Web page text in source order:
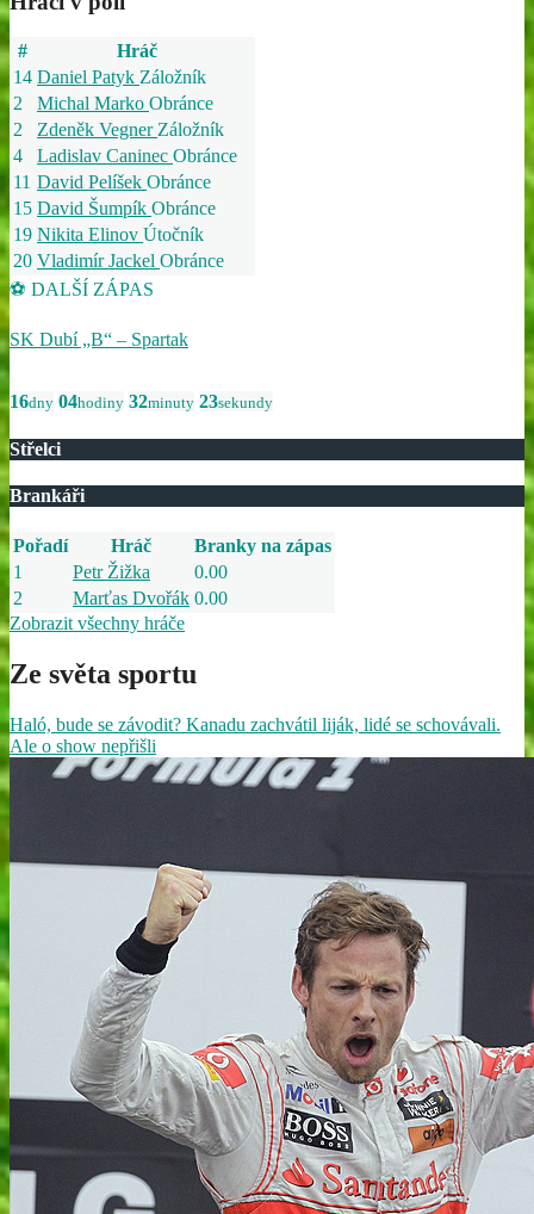
#
Hráč
14 Daniel Patyk Záložník
2
Michal Marko Obránce
2
Zdeněk Vegner Záložník
4
Ladislav Caninec Obránce
11 David Pelíšek Obránce
15 David Šumpík Obránce
19 Nikita Elinov Útočník
20 Vladimír Jackel Obránce
⚽ DALŠÍ ZÁPAS
SK Dubí „B“ – Spartak
16dny 04hodiny 32minuty 23sekundy
Střelci
Brankáři
Pořadí Hráč
Branky na zápas
1
Petr Žižka
0.00
2
Marťas Dvořák 0.00
Zobrazit všechny hráče
Ze světa sportu
Haló, bude se závodit? Kanadu zachvátil liják, lidé se schovávali.
Ale o show nepřišli